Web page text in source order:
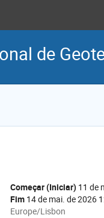
de
Data/hora
Começar (Iniciar) 11 de
Fim 14 de mai. de 2026
All
Europe/Lisbon